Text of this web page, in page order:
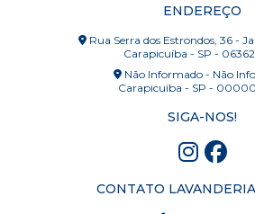
ENDEREÇO
Rua Serra dos Estrondos, 36 -
Carapicuíba - SP -
Não Informado - Não
Carapicuíba - SP -
SIGA-NOS!
CONTATO